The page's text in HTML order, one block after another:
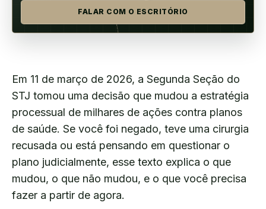
FALAR COM O ESCRITÓRIO
Em 11 de março de 2026, a Segunda Seção do
STJ tomou uma decisão que mudou a estratégia
processual de milhares de ações contra planos
de saúde. Se você foi negado, teve uma cirurgia
recusada ou está pensando em questionar o
plano judicialmente, esse texto explica o que
mudou, o que não mudou, e o que você precisa
fazer a partir de agora.